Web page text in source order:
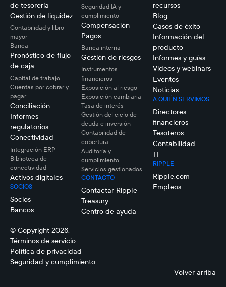
de tesorería
Gestión de liquidez
Contabilidad y libro
mayor
Banca
Pronóstico de flujo
de caja
Capital de trabajo
Cuentas por cobrar y
pagar
Conciliación
Informes
regulatorios
Conectividad
Integración ERP
Biblioteca de
conectividad
Activos digitales
SOCIOS
Socios
Bancos
Seguridad IA y
cumplimiento
Compensación
Pagos
Banca interna
Gestión de riesgos
Instrumentos
financieros
Exposición al riesgo
Exposición cambiaria
Tasa de interés
Gestión del ciclo de
deuda e inversión
Contabilidad de
cobertura
Auditoría y
cumplimiento
Servicios gestionados
CONTACTO
Contactar Ripple
Treasury
Centro de ayuda
recursos
Blog
Casos de éxito
Información del
producto
Informes y guías
Videos y webinars
Eventos
Noticias
A QUIÉN SERVIMOS
Directores
financieros
Tesoteros
Contabilidad
TI
RIPPLE
Ripple.com
Empleos
© Copyright 2026.
Términos de servicio
Política de privacidad
Seguridad y cumplimiento
Volver arriba